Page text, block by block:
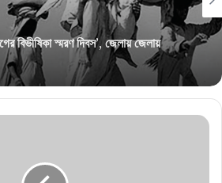
বিভীষিকা স্মরণ দিবস’, জেলায় জেলায়